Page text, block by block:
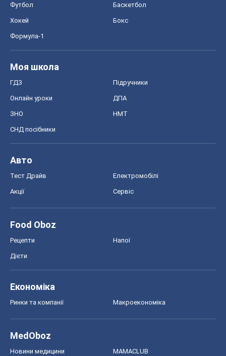
Футбол Баскетбол
Хокей Бокс
Формула-1
Моя школа
ГДЗ Підручники
Онлайн уроки ДПА
ЗНО НМТ
СНД посібники
Авто
Тест Драйв Електромобілі
Акції Сервіс
Food Oboz
Рецепти Напої
Дієти
Економіка
Ринки та компанії Макроекономіка
MedOboz
Новини медицини MAMACLUB